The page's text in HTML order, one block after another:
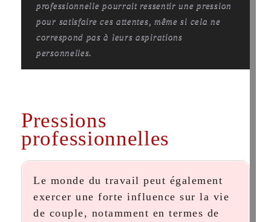
professionnelle pourrait ressentir une pression
pour satisfaire ces attentes, même si cela ne
correspond pas à leurs aspirations
personnelles.
Pressions
professionnelles
Le monde du travail peut également
exercer une forte influence sur la vie
de couple, notamment en termes de